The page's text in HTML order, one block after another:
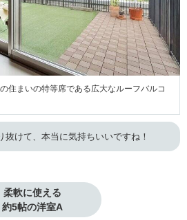
住まいの特等席である広大なルーフバルコ
抜けて、本当に気持ちいいですね！
柔軟に使える
約5帖の洋室A